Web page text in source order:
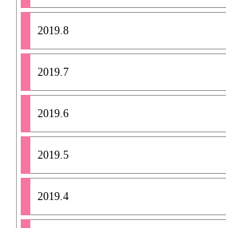
2019.8
2019.7
2019.6
2019.5
2019.4